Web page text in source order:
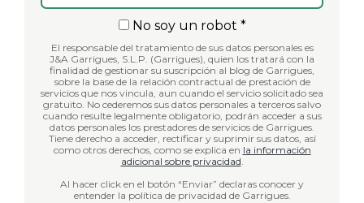
No soy un robot *
El responsable del tratamiento de sus datos personales es
J&A Garrigues, S.L.P. (Garrigues), quien los tratará con la
finalidad de gestionar su suscripción al blog de Garrigues,
sobre la base de la relación contractual de prestación de
servicios que nos vincula, aun cuando el servicio solicitado sea
gratuito. No cederemos sus datos personales a terceros salvo
cuando resulte legalmente obligatorio, podrán acceder a sus
datos personales los prestadores de servicios de Garrigues.
Tiene derecho a acceder, rectificar y suprimir sus datos, así
como otros derechos, como se explica en la información
adicional sobre privacidad.
Al hacer click en el botón “Enviar” declaras conocer y
entender la política de privacidad de Garrigues.